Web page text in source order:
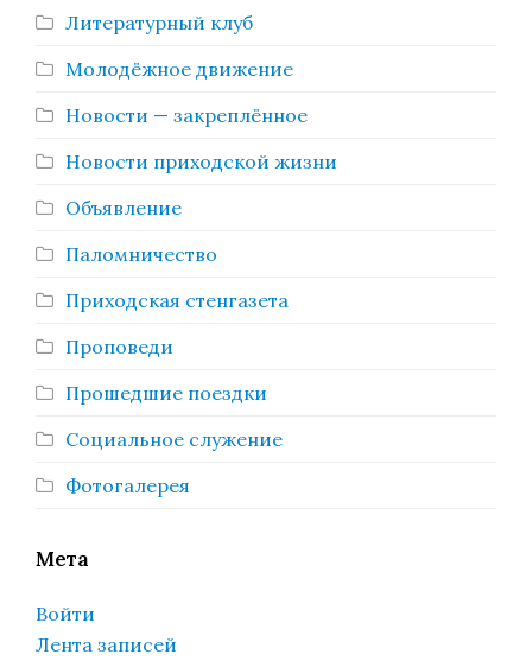
Литературный клуб
Молодёжное движение
Новости — закреплённое
Новости приходской жизни
Объявление
Паломничество
Приходская стенгазета
Проповеди
Прошедшие поездки
Социальное служение
Фотогалерея
Мета
Войти
Лента записей